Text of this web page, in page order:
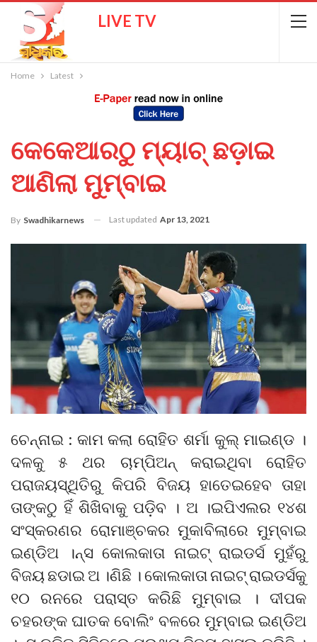
LIVE TV
Home Latest
କେକେଆରଠୁ ମ୍ୟାଚ୍ ଛଡ଼ାଇ
ଆଣିଲା ମୁମ୍ବାଇ
By Swadhikarnews Last updated Apr 13, 2021
ଚେନ୍ନାଇ : କାମ କଲା ରୋହିତ ଶର୍ମା କୁଲ୍ ମାଇଣ୍ଡ ।
ଦଳକୁ ୫ ଥର ଚାମ୍ପିଅନ୍ କରାଇଥିବା ରୋହିତ
ପରାଜୟସ୍ଥିତିରୁ କିପରି ବିଜୟ ହାତେଇହେବ ତାହା
ତାଙ୍କଠୁ ହିଁ ଶିଖିବାକୁ ପଡ଼ିବ । ଅ ।ଇପିଏଲର ୧୪ଶ
ସଂସ୍କରଣର ରୋମାଞ୍ଚକର ମୁକାବିଲାରେ ମୁମ୍ବାଇ
ଇଣ୍ଡିଅ ।ନ୍ସ କୋଲକାତା ନାଇଟ୍ ରାଇଡର୍ସ ମୁହଁରୁ
ବିଜୟ ଛଡାଇ ଅ ।ଣିଛି । କୋଲକାତା ନାଇଟ୍ ରାଇଡର୍ସକୁ
୧୦ ରନରେ ପରାସ୍ତ କରିଛି ମୁମ୍ବାଇ । ଦୀପକ
ଚହରଙ୍କ ଘାତକ ବୋଲିଂ ବଳରେ ମୁମ୍ବାଇ ଇଣ୍ଡିଅ